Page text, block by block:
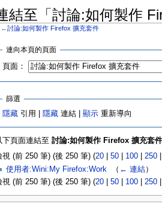
結至「討論:如何製作
←討論:如何製作 Firefox 擴充套件
連向本頁的頁面
頁面：
篩選
隱藏 引用 | 隱藏 連結 |顯示 重新導向
下頁面連結至 討論:如何製作 Firefox 擴充套件
視 (前 250 筆) (後 250 筆) (20| 50| 100| 250
使用者:Wini:My Firefox:Work‎ （ ← 連結）
視 (前 250 筆) (後 250 筆) (20| 50| 100| 250